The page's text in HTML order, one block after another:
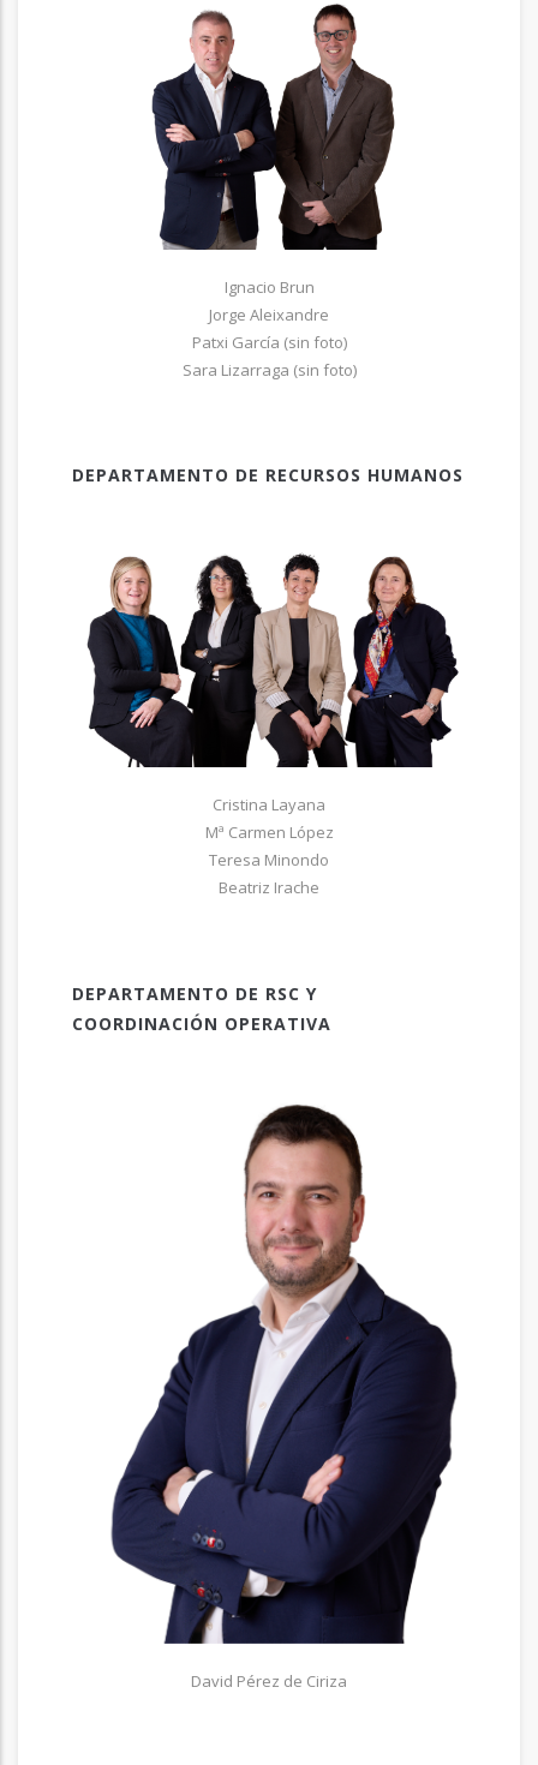
Ignacio Brun
Jorge Aleixandre
Patxi García (sin foto)
Sara Lizarraga (sin foto)
DEPARTAMENTO DE RECURSOS HUMANOS
Cristina Layana
Mª Carmen López
Teresa Minondo
Beatriz Irache
DEPARTAMENTO DE RSC Y
COORDINACIÓN OPERATIVA
David Pérez de Ciriza